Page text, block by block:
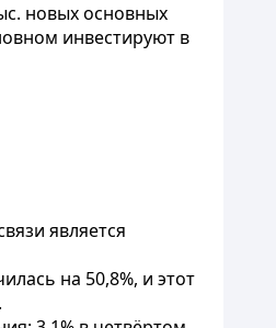
новых основных
инвестируют в
является
на 50,8%, и этот